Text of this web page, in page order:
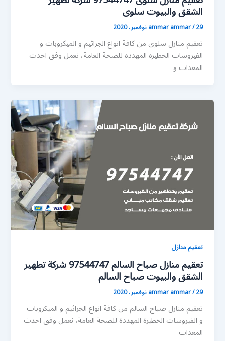
الشقق والبيوت سلوى
ammar ammar/29 نوفمبر، 2020
تعقيم منازل سلوى من كافة انواع الجراثيم و الميكروبات و
الفيروسات الخطيرة المهددة للصحة العامة، نعمل وفق احدث
المعدات و
تعقيم منازل
تعقيم منازل صباح السالم 97544747 شركة تطهير
الشقق والبيوت صباح السالم
ammar ammar/29 نوفمبر، 2020
تعقيم منازل صباح السالم من كافة انواع الجراثيم و الميكروبات
و الفيروسات الخطيرة المهددة للصحة العامة، نعمل وفق احدث
المعدات